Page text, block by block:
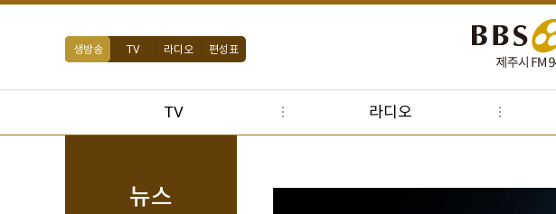
생방송 TV 라디오 편성표
TV 라디오
뉴스